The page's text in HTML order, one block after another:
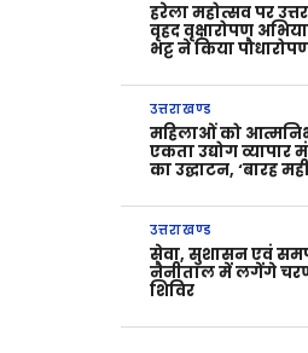
हरेला महोत्सव पर
वृहद वृक्षारोपण
भट्ट ने किया
उत्तराखण्ड
महिलाओं को
एकता उद्योग व्यापार
का उद्घाटन, ‘बारह
उत्तराखण्ड
सेवा, सुशासन एवं
नैनीताल में लगेंगे
शिविर